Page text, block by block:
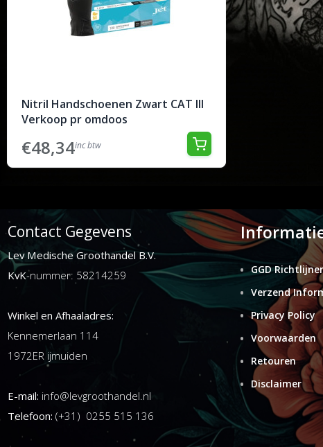
Nitril Handschoenen Zwart CAT III
Verkoop pr omdoos
€48,34inc btw
Contact Gegevens
Lev Medische Groothandel B.V.
KvK-nummer: 58214259
Winkel en Afhaaladres:
Kennemerlaan 114
1972ER ijmuiden
E-mail: info@levgroothandel.nl
Telefoon: (+31) 0255 515 136
GGD
Verzend
Privacy Policy
Voorwaarden
Retouren
Disclaimer